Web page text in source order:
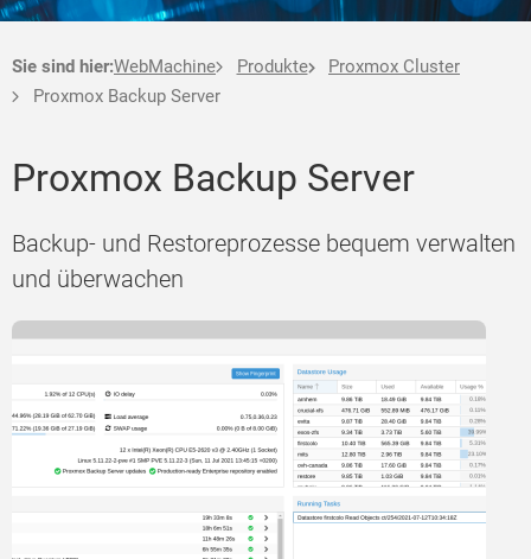
Sie sind hier:WebMachine Produkte
Proxmox Cluster
Proxmox Backup Server
Proxmox Backup Server
Backup- und Restoreprozesse bequem verwalten
und überwachen